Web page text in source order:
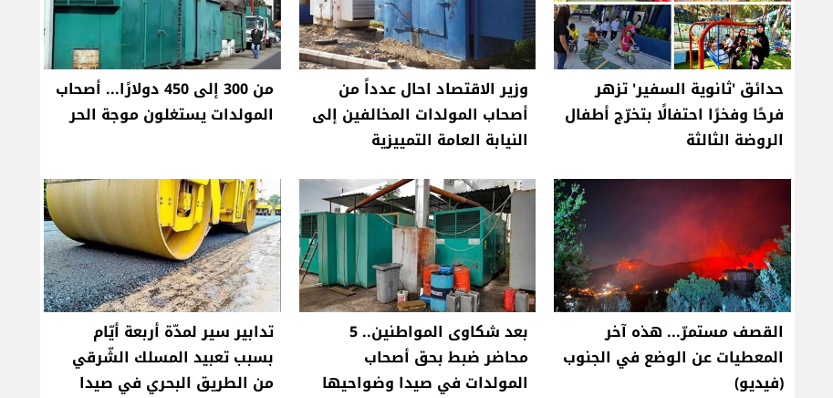
حدائق 'ثانوية السفير' تزهر
فرحًا وفخرًا احتفالًا بتخرّج أطفال
الروضة الثالثة
وزير الاقتصاد احال عدداً من
أصحاب المولدات المخالفين إلى
النيابة العامة التمييزية
من 300 إلى 450 دولارًا... أصحاب
المولدات يستغلون موجة الحر
القصف مستمرّ... هذه آخر
المعطيات عن الوضع في الجنوب
(فيديو)
بعد شكاوى المواطنين.. 5
محاضر ضبط بحق أصحاب
المولدات في صيدا وضواحيها
تدابير سير لمدّة أربعة أيّام
بسبب تعبيد المسلك الشّرقي
من الطريق البحري في صيدا